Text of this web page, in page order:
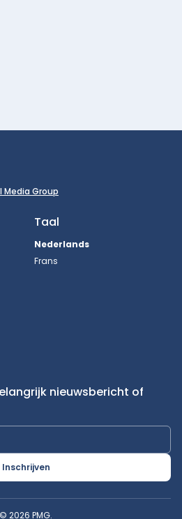
Media Group
Taal
Nederlands
Frans
nieuwsbericht of
Inschrijven
© 2026 PMG.